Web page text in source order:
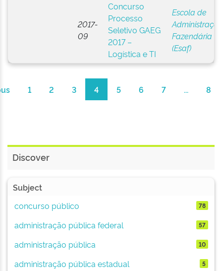
2017-
09
Concurso
Processo
Seletivo GAEG
2017 –
Logística e TI
Escola de
Fazendária
(Esaf)
1 2 3 4 5 6 7 ... 8
Discover
Subject
concurso público
78
administração pública federal 57
administração pública 10
administração pública estadual 5